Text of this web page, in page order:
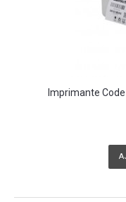
Imprimante Code